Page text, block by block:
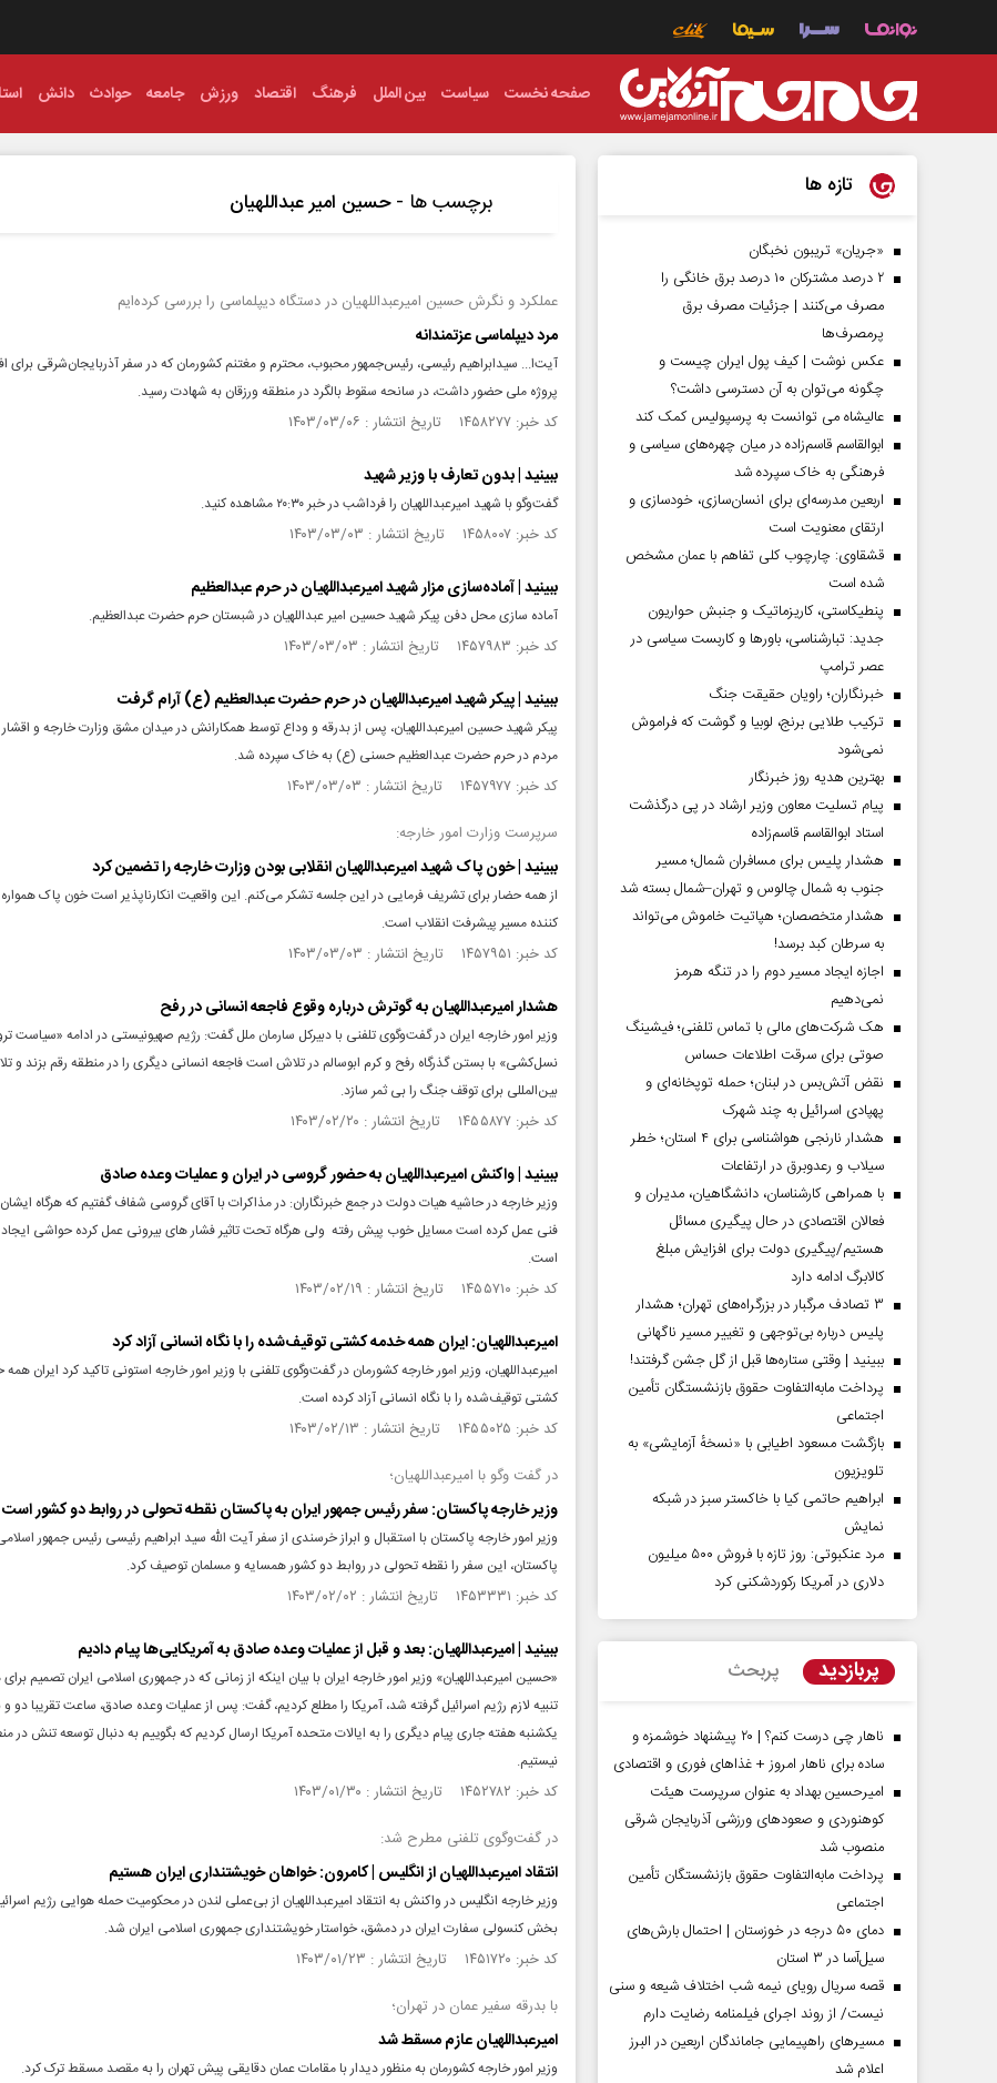
صفحه نخست سیاست بین الملل فرهنگ اقتصاد ورزش جامعه حوادث دانش
برچسب ها -حسین امیر عبداللهیان
عملکرد و نگرش حسین امیرعبداللهیان در دستگاه دیپلماسی را بررسی کرده‌ایم
مرد دیپلماسی عزتمندانه
آیت‌ا... سیدابراهیم رئیسی، رئیس‌جمهور محبوب، محترم و مغتنم کشورمان که در سفر آذربایجان‌شرقی برای
پروژه ملی حضور داشت، در سانحه سقوط بالگرد در منطقه ورزقان به شهادت رسید.
کد خبر: ۱۴۵۸۲۷۷ تاریخ انتشار : ۱۴۰۳/۰۳/۰۶
ببینید | بدون تعارف با وزیر شهید
گفت‌وگو با شهید امیرعبداللهیان را فرداشب در خبر ۲۰:۳۰ مشاهده کنید.
کد خبر: ۱۴۵۸۰۰۷ تاریخ انتشار : ۱۴۰۳/۰۳/۰۳
ببینید | آماده‌سازی مزار شهید امیرعبداللهیان در حرم عبدالعظیم
آماده‌ سازی محل دفن پیکر شهید حسین امیر عبداللهیان در شبستان حرم حضرت عبدالعظیم.
کد خبر: ۱۴۵۷۹۸۳ تاریخ انتشار : ۱۴۰۳/۰۳/۰۳
ببینید | پیکر شهید امیرعبداللهیان در حرم حضرت عبدالعظیم (ع) آرام گرفت
پیکر شهید حسین امیرعبداللهیان، پس از بدرقه و وداع توسط همکارانش در میدان مشق وزارت خارجه و
مردم در حرم حضرت عبدالعظیم حسنی (ع) به خاک سپرده شد.
کد خبر: ۱۴۵۷۹۷۷ تاریخ انتشار : ۱۴۰۳/۰۳/۰۳
سرپرست وزارت امور خارجه:
ببینید | خون پاک شهید امیرعبداللهیان انقلابی بودن وزارت خارجه را تضمین کرد
از همه حضار برای تشریف فرمایی در این جلسه تشکر می‌کنم. این واقعیت انکارناپذیر است خون پاک
کننده مسیر پیشرفت انقلاب است.
کد خبر: ۱۴۵۷۹۵۱ تاریخ انتشار : ۱۴۰۳/۰۳/۰۳
هشدار امیرعبداللهیان به گوترش درباره وقوع فاجعه انسانی در رفح
وزیر امور خارجه ایران در گفت‌وگوی تلفنی با دبیرکل سارمان ملل گفت: رژیم صهیونیستی در ادامه «سیاست
نسل‌کشی» با بستن گذرگاه رفح و کرم ابوسالم در تلاش است فاجعه انسانی دیگری را در منطقه رقم بزند و
بین‌المللی برای توقف جنگ را بی ثمر سازد.
کد خبر: ۱۴۵۵۸۷۷ تاریخ انتشار : ۱۴۰۳/۰۲/۲۰
ببینید | واکنش امیرعبداللهیان به حضور گروسی در ایران و عملیات وعده صادق
وزیر خارجه در حاشیه هیات دولت در جمع خبرنگاران: در مذاکرات با آقای گروسی شفاف گفتیم که هرگاه
فنی عمل کرده است مسایل خوب پیش رفته ولی هرگاه تحت تاثیر فشار های بیرونی عمل کرده حواشی
است.
کد خبر: ۱۴۵۵۷۱۰ تاریخ انتشار : ۱۴۰۳/۰۲/۱۹
امیرعبداللهیان: ایران همه خدمه کشتی توقیف‌شده را با نگاه انسانی آزاد کرد
امیرعبداللهیان، وزیر امور خارجه کشورمان در گفت‌وگوی تلفنی با وزیر امور خارجه استونی تاکید کرد ایران
کشتی توقیف‌شده را با نگاه انسانی آزاد کرده است.
کد خبر: ۱۴۵۵۰۲۵ تاریخ انتشار : ۱۴۰۳/۰۲/۱۳
در گفت وگو با امیرعبداللهیان؛
وزیر خارجه پاکستان:‌ سفر رئیس جمهور ایران به پاکستان نقطه تحولی در روابط دو کشور است
وزیر امور خارجه پاکستان با استقبال و ابراز خرسندی از سفر آیت الله سید ابراهیم رئیسی رئیس جمهور
پاکستان، این سفر را نقطه تحولی در روابط دو کشور همسایه و مسلمان توصیف کرد.
کد خبر: ۱۴۵۳۳۳۱ تاریخ انتشار : ۱۴۰۳/۰۲/۰۲
ببینید | امیرعبداللهیان: بعد و قبل از عملیات وعده صادق به آمریکایی‌ها پیام دادیم
«حسین امیرعبداللهیان» وزیر امور خارجه ایران با بیان اینکه از زمانی که در جمهوری اسلامی ایران تصمیم
تنبیه لازم رژیم اسرائیل گرفته شد، آمریکا را مطلع کردیم، گفت: پس از عملیات وعده صادق، ساعت تقریبا دو و
یکشنبه هفته جاری پیام دیگری را به ایالات متحده آمریکا ارسال کردیم که بگوییم به دنبال توسعه تنش در
نیستیم.
کد خبر: ۱۴۵۲۷۸۲ تاریخ انتشار : ۱۴۰۳/۰۱/۳۰
در گفت‌وگوی تلفنی مطرح شد:
انتقاد امیرعبداللهیان از انگلیس | کامرون: خواهان خویشتنداری ایران هستیم
وزیر خارجه انگلیس در واکنش به انتقاد امیرعبداللهیان از بی‌عملی لندن در محکومیت حمله هوایی رژیم
بخش کنسولی سفارت ایران در دمشق، خواستار خویشتنداری جمهوری اسلامی ایران شد.
کد خبر: ۱۴۵۱۷۲۰ تاریخ انتشار : ۱۴۰۳/۰۱/۲۳
با بدرقه سفیر عمان در تهران؛
امیرعبداللهیان عازم مسقط شد
وزیر امور خارجه کشورمان به منظور دیدار با مقامات عمان دقایقی پیش تهران را به مقصد مسقط ترک کرد.
تازه ها
«جریان» تریبون نخبگان
۲ درصد مشترکان ۱۰ درصد برق خانگی را
مصرف می‌کنند | جزئیات مصرف برق
پرمصرف‌ها
عکس نوشت | کیف پول ایران چیست و
چگونه می‌توان به آن دسترسی داشت؟
عالیشاه می توانست به پرسپولیس کمک کند
ابوالقاسم قاسم‌زاده در میان چهره‌های سیاسی و
فرهنگی به خاک سپرده شد
اربعین مدرسه‌ای برای انسان‌سازی، خودسازی و
ارتقای معنویت است
قشقاوی: چارچوب کلی تفاهم با عمان مشخص
شده است
پنطیکاستی، کاریزماتیک و جنبش حواریون
جدید: تبارشناسی، باور‌ها و کاربست سیاسی در
عصر ترامپ
خبرنگاران؛ راویان حقیقت جنگ
ترکیب طلایی برنج، لوبیا و گوشت که فراموش
نمی‌شود
بهترین هدیه روز خبرنگار
پیام تسلیت معاون وزیر ارشاد در پی درگذشت
استاد ابوالقاسم قاسم‌زاده
هشدار پلیس برای مسافران شمال؛ مسیر
جنوب به شمال چالوس و تهران–شمال بسته شد
هشدار متخصصان؛ هپاتیت خاموش می‌تواند
به سرطان کبد برسد!
اجازه ایجاد مسیر دوم را در تنگه هرمز
نمی‌دهیم
هک شرکت‌های مالی با تماس تلفنی؛ فیشینگ
صوتی برای سرقت اطلاعات حساس
نقض آتش‌بس در لبنان؛ حمله توپخانه‌ای و
پهپادی اسرائیل به چند شهرک
هشدار نارنجی هواشناسی برای ۴ استان؛ خطر
سیلاب و رعدوبرق در ارتفاعات
با همراهی کارشناسان، دانشگاهیان، مدیران و
فعالان اقتصادی در حال پیگیری مسائل
هستیم/پیگیری دولت برای افزایش مبلغ
کالابرگ ادامه دارد
۳ تصادف مرگبار در بزرگراه‌های تهران؛ هشدار
پلیس درباره بی‌توجهی و تغییر مسیر ناگهانی
ببینید | وقتی ستاره‌ها قبل از گل جشن گرفتند!
پرداخت مابه‌التفاوت حقوق بازنشستگان تأمین
اجتماعی
بازگشت مسعود اطیابی با «نسخهٔ آزمایشی» به
تلویزیون
ابراهیم حاتمی کیا با خاکستر سبز در شبکه
نمایش
مرد عنکبوتی: روز تازه با فروش ۵۰۰ میلیون
دلاری در آمریکا رکوردشکنی کرد
پربازدید پربحث
ناهار چی درست کنم؟ | ۲۰ پیشنهاد خوشمزه و
ساده برای ناهار امروز + غذاهای فوری و اقتصادی
امیرحسین بهداد به عنوان سرپرست هیئت
کوهنوردی و صعودهای ورزشی آذربایجان شرقی
منصوب شد
پرداخت مابه‌التفاوت حقوق بازنشستگان تأمین
اجتماعی
دمای ۵۰ درجه در خوزستان | احتمال بارش‌های
سیل‌آسا در ۳ استان
قصه سریال رویای نیمه شب اختلاف شیعه و سنی
نیست/ از روند اجرای فیلمنامه رضایت دارم
مسیر‌های راهپیمایی جاماندگان اربعین در البرز
اعلام شد